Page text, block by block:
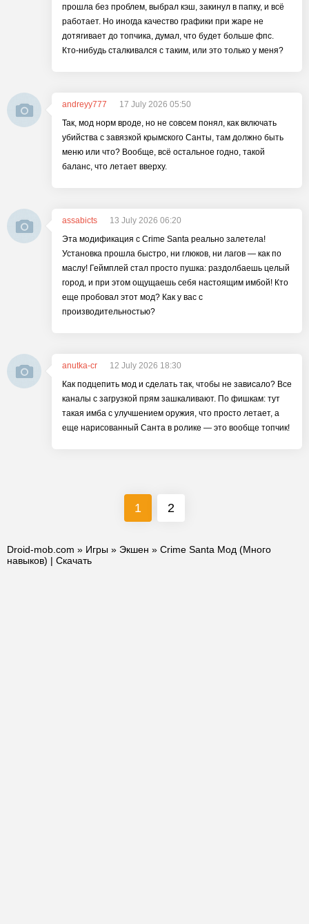
прошла без проблем, выбрал кэш, закинул в папку, и всё
работает. Но иногда качество графики при жаре не
дотягивает до топчика, думал, что будет больше фпс.
Кто-нибудь сталкивался с таким, или это только у меня?
andreyy777
17 July 2026 05:50
Так, мод норм вроде, но не совсем понял, как включать
убийства с завязкой крымского Санты, там должно быть
меню или что? Вообще, всё остальное годно, такой
баланс, что летает вверху.
assabicts
13 July 2026 06:20
Эта модификация с Crime Santa реально залетела!
Установка прошла быстро, ни глюков, ни лагов — как по
маслу! Геймплей стал просто пушка: раздолбаешь целый
город, и при этом ощущаешь себя настоящим имбой! Кто
еще пробовал этот мод? Как у вас с
производительностью?
anutka-cr
12 July 2026 18:30
Как подцепить мод и сделать так, чтобы не зависало? Все
каналы с загрузкой прям зашкаливают. По фишкам: тут
такая имба с улучшением оружия, что просто летает, а
еще нарисованный Санта в ролике — это вообще топчик!
1 2
Droid-mob.com » Игры » Экшен » Crime Santa Мод (Много
навыков) | Скачать